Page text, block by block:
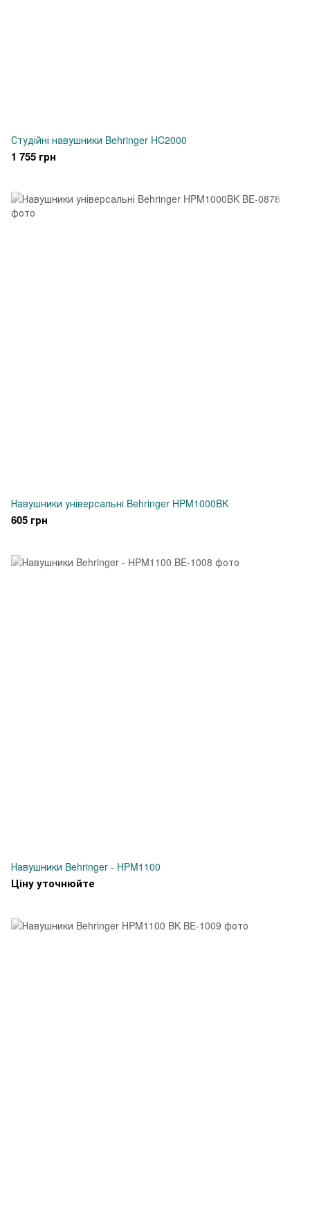
Студійні навушники Behringer HC2000
1 755 грн
Навушники універсальні Behringer HPM1000BK
605 грн
Навушники Behringer - HPM1100
Ціну уточнюйте